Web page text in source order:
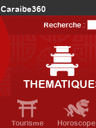
Caraibe360
AmériqueDuNord360
Recherche :
Tourisme Horoscope